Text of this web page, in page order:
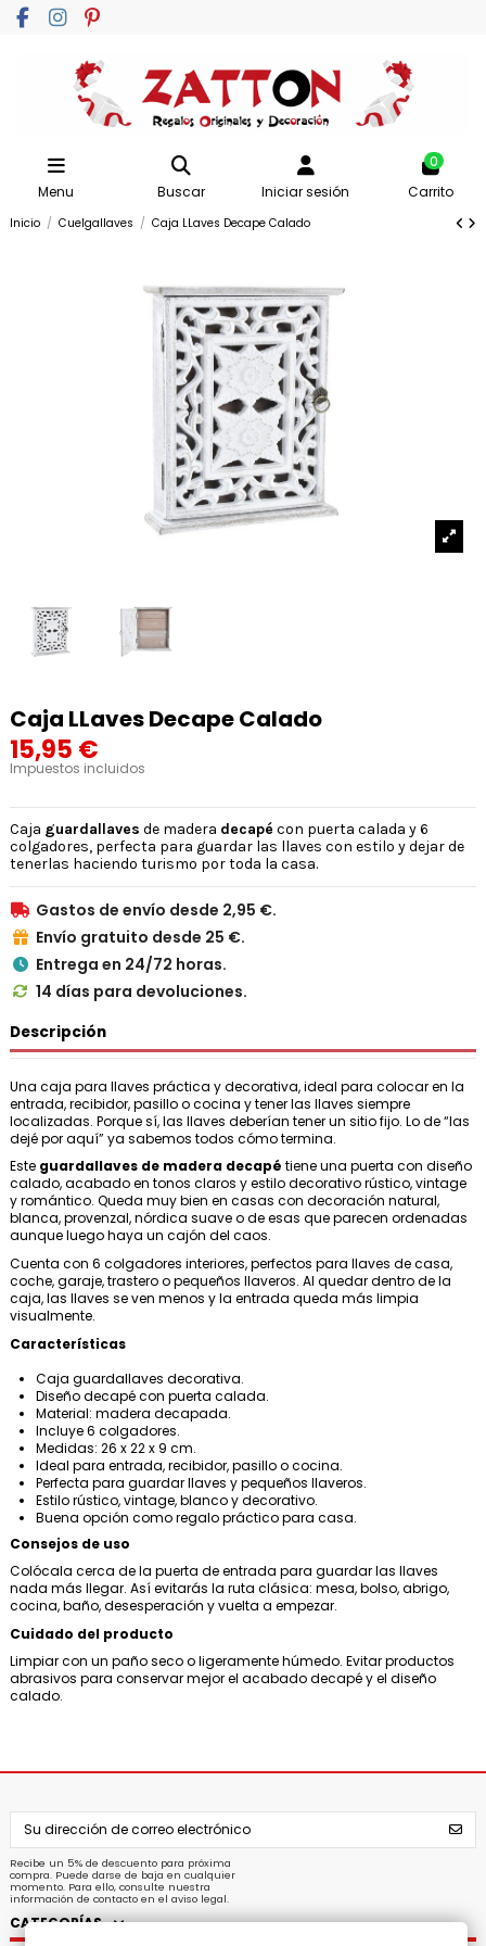
Menu Buscar Iniciar sesión
0
Carrito
Inicio Cuelgallaves Caja LLaves Decape Calado
Caja LLaves Decape Calado
15,95 €
Impuestos incluidos
Caja guardallaves de madera decapé con puerta calada y 6
colgadores, perfecta para guardar las llaves con estilo y dejar de
tenerlas haciendo turismo por toda la casa.
 Gastos de envío desde 2,95 €.
 Envío gratuito desde 25 €.
 Entrega en 24/72 horas.
 14 días para devoluciones.
Descripción
Una caja para llaves práctica y decorativa, ideal para colocar en la
entrada, recibidor, pasillo o cocina y tener las llaves siempre
localizadas. Porque sí, las llaves deberían tener un sitio fijo. Lo de “las
dejé por aquí” ya sabemos todos cómo termina.
Este guardallaves de madera decapé tiene una puerta con diseño
calado, acabado en tonos claros y estilo decorativo rústico, vintage
y romántico. Queda muy bien en casas con decoración natural,
blanca, provenzal, nórdica suave o de esas que parecen ordenadas
aunque luego haya un cajón del caos.
Cuenta con 6 colgadores interiores, perfectos para llaves de casa,
coche, garaje, trastero o pequeños llaveros. Al quedar dentro de la
caja, las llaves se ven menos y la entrada queda más limpia
visualmente.
Características
Caja guardallaves decorativa.
Diseño decapé con puerta calada.
Material: madera decapada.
Incluye 6 colgadores.
Medidas: 26 x 22 x 9 cm.
Ideal para entrada, recibidor, pasillo o cocina.
Perfecta para guardar llaves y pequeños llaveros.
Estilo rústico, vintage, blanco y decorativo.
Buena opción como regalo práctico para casa.
Consejos de uso
Colócala cerca de la puerta de entrada para guardar las llaves
nada más llegar. Así evitarás la ruta clásica: mesa, bolso, abrigo,
cocina, baño, desesperación y vuelta a empezar.
Cuidado del producto
Limpiar con un paño seco o ligeramente húmedo. Evitar productos
abrasivos para conservar mejor el acabado decapé y el diseño
calado.
Recibe un 5% de descuento para próxima
compra. Puede darse de baja en cualquier
momento. Para ello, consulte nuestra
información de contacto en el aviso legal.
CATEGORÍAS